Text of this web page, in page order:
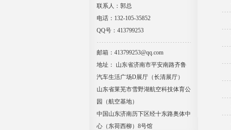
联系人：郭总
电话：132-105-35852
QQ号：413799253
邮箱：413799253@qq.com
地址： 山东省济南市平安南路齐鲁
汽车生活广场D展厅（长清展厅）
山东省莱芜市雪野湖航空科技体育公
园（航空基地）
中国山东济南历下区经十东路奥体中
心（东荷西柳）8号馆